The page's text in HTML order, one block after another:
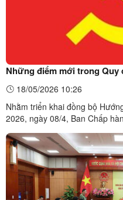
Những điểm mới trong Quy
lệ Đảng
18/05/2026 10:26
Nhằm triển khai đồng bộ
2026, ngày 08/4, Ban Chấp
nạp, thời điểm công nhận
Đảng. Đây là những thông tin